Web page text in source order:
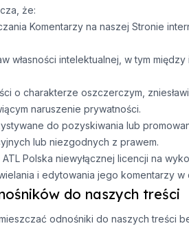
że:
Komentarzy na naszej Stronie
własności intelektualnej, w tym
o charakterze oszczerczym,
naruszenie prywatności.
do pozyskiwania lub
lub niezgodnych z prawem.
Polska niewyłącznej licencji na
i edytowania jego komentarzy
do naszych treści
odnośniki do naszych treści